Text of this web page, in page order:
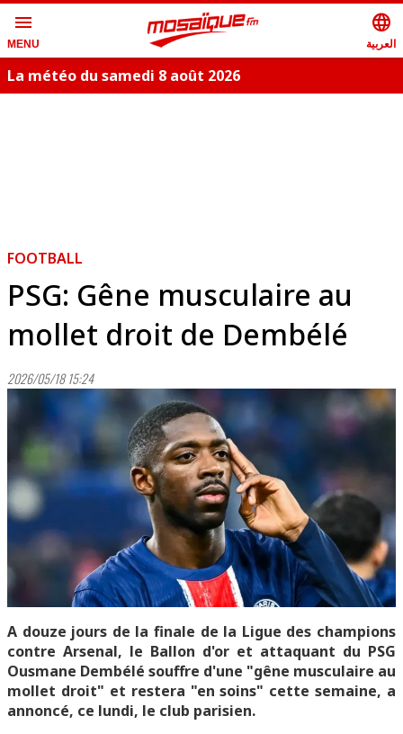
menu
MENU
language
العربية
La météo du samedi 8 août 2026
FOOTBALL
PSG: Gêne musculaire au
mollet droit de Dembélé
2026/05/18 15:24
A douze jours de la finale de la Ligue des champions
contre Arsenal, le Ballon d'or et attaquant du PSG
Ousmane Dembélé souffre d'une "gêne musculaire au
mollet droit" et restera "en soins" cette semaine, a
annoncé, ce lundi, le club parisien.